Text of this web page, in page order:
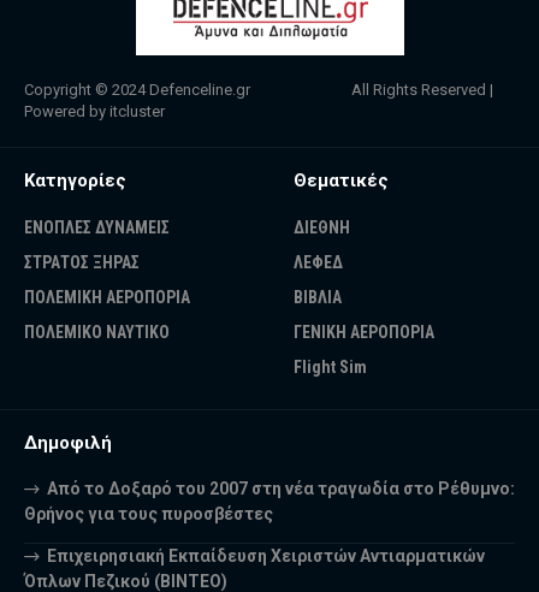
Copyright © 2024 Defenceline.gr All Rights Reserved |
Powered by itcluster
Κατηγορίες
ΕΝΟΠΛΕΣ ΔΥΝΑΜΕΙΣ
ΣΤΡΑΤΟΣ ΞΗΡΑΣ
ΠΟΛΕΜΙΚΗ ΑΕΡΟΠΟΡΙΑ
ΠΟΛΕΜΙΚΟ ΝΑΥΤΙΚΟ
Θεματικές
ΔΙΕΘΝΗ
ΛΕΦΕΔ
ΒΙΒΛΙΑ
ΓΕΝΙΚΗ ΑΕΡΟΠΟΡΙΑ
Flight Sim
Δημοφιλή
Από το Δοξαρό του 2007 στη νέα τραγωδία στο Ρέθυμνο:
Θρήνος για τους πυροσβέστες
Επιχειρησιακή Εκπαίδευση Χειριστών Αντιαρματικών
Όπλων Πεζικού (ΒΙΝΤΕΟ)